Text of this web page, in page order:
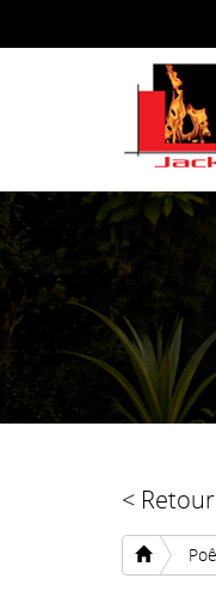
< Retour